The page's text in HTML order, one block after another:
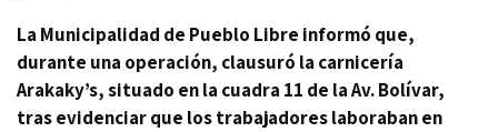
La Municipalidad de Pueblo Libre informó que,
durante una operación, clausuró la carnicería
Arakaky’s, situado en la cuadra 11 de la Av. Bolívar,
tras evidenciar que los trabajadores laboraban en